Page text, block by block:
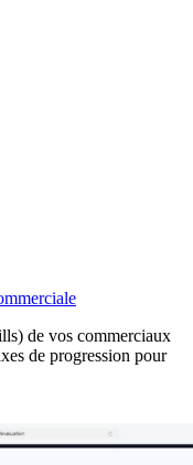
de vos commerciaux
de progression pour